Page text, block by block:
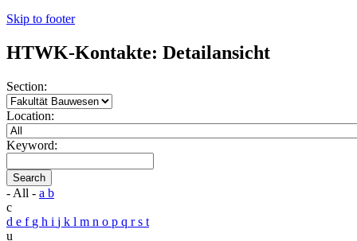
Skip to footer
HTWK-Kontakte: Detailansicht
Section:
Location:
Keyword:
Search
- All - a b
c
d e f g h i j k l m n o p q rs t
u